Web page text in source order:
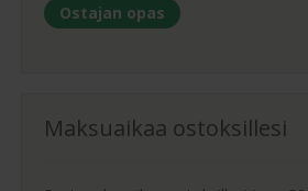
Ostajan opas
Maksuaikaa ostoksillesi